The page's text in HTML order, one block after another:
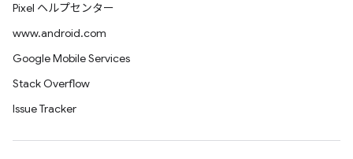
Pixel ヘルプセンター
www.android.com
Google Mobile Services
Stack Overflow
Issue Tracker